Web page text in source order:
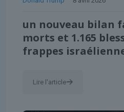
un nouveau bilan
morts et 1.165
frappes
Lire l'article